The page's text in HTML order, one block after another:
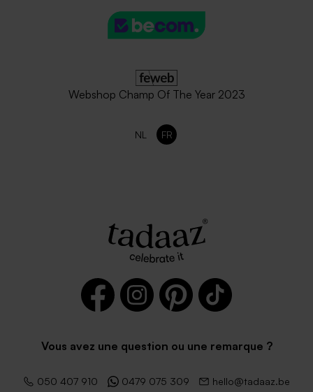
Webshop Champ Of The Year 2023
NL FR
Vous avez une question ou une remarque ?
050 407 910 0479 075 309 hello@tadaaz.be